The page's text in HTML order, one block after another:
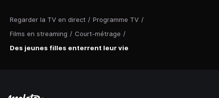
Regarder la TV en direct / Programme TV /
Films en streaming / Court-métrage /
Des jeunes filles enterrent leur vie